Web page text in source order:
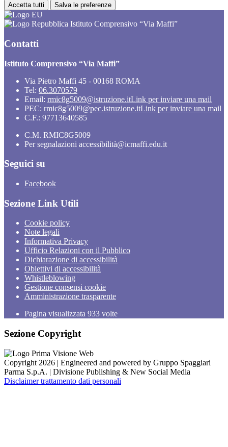
Accetta tutti Salva le preferenze
Istituto Comprensivo “Via Maffi”
Contatti
Istituto Comprensivo “Via Maffi”
Via Pietro Maffi 45 - 00168 ROMA
Tel: 06.3070579
Email: rmic8g5009@istruzione.itLink per inviare una mail
PEC: rmic8g5009@pec.istruzione.itLink per inviare una mail
C.F.: 97713640585
C.M. RMIC8G5009
Per segnalazioni accessibilità@icmaffi.edu.it
Seguici su
Facebook
Sezione Link Utili
Cookie policy
Note legali
Informativa Privacy
Ufficio Relazioni con il Pubblico
Dichiarazione di accessibilità
Obiettivi di accessibilità
Whistleblowing
Gestione consensi cookie
Amministrazione trasparente
Pagina visualizzata 933 volte
Sezione Copyright
Copyright 2026 | Engineered and powered by Gruppo Spaggiari
Parma S.p.A. | Divisione Publishing & New Social Media
Disclaimer trattamento dati personali